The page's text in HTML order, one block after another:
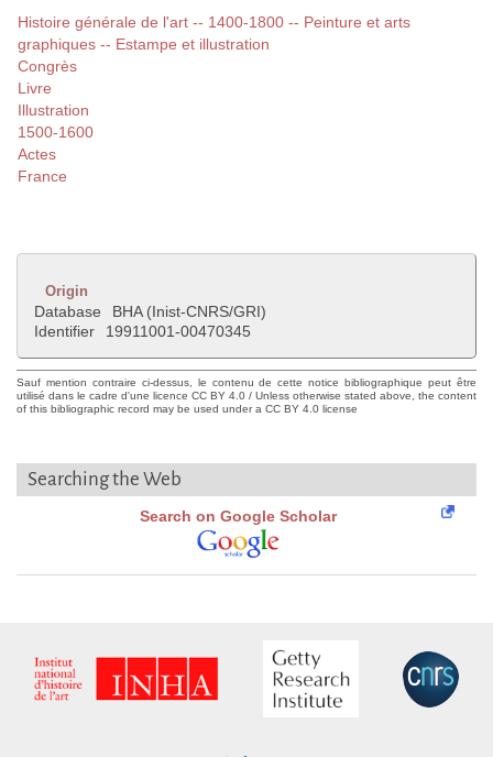
Histoire générale de l'art -- 1400-1800 -- Peinture et arts
graphiques -- Estampe et illustration
Congrès
Livre
Illustration
1500-1600
Actes
France
Origin
Database
BHA (Inist-CNRS/GRI)
Identifier
19911001-00470345
Sauf mention contraire ci-dessus, le contenu de cette notice bibliographique peut être
utilisé dans le cadre d'une licence CC BY 4.0 / Unless otherwise stated above, the content
of this bibliographic record may be used under a CC BY 4.0 license
Searching the Web
Search on Google Scholar